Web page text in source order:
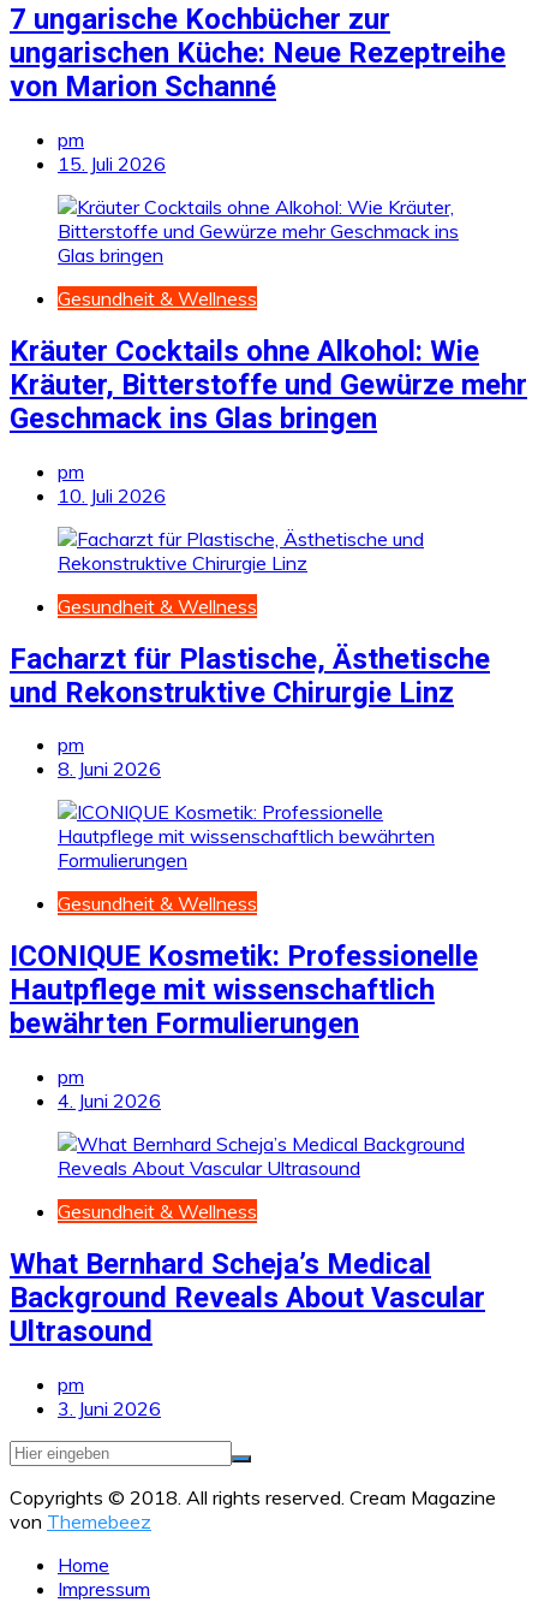
7 ungarische Kochbücher zur
ungarischen Küche: Neue Rezeptreihe
von Marion Schanné
pm
15. Juli 2026
Gesundheit & Wellness
Kräuter Cocktails ohne Alkohol: Wie
Kräuter, Bitterstoffe und Gewürze mehr
Geschmack ins Glas bringen
pm
10. Juli 2026
Gesundheit & Wellness
Facharzt für Plastische, Ästhetische
und Rekonstruktive Chirurgie Linz
pm
8. Juni 2026
Gesundheit & Wellness
ICONIQUE Kosmetik: Professionelle
Hautpflege mit wissenschaftlich
bewährten Formulierungen
pm
4. Juni 2026
Gesundheit & Wellness
What Bernhard Scheja’s Medical
Background Reveals About Vascular
Ultrasound
pm
3. Juni 2026
Copyrights © 2018. All rights reserved. Cream Magazine
von Themebeez
Home
Impressum